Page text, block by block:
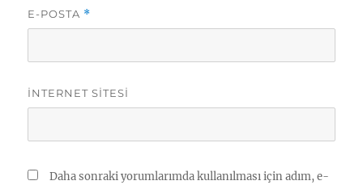
E-POSTA *
İNTERNET SITESI
Daha sonraki yorumlarımda kullanılması için adım, e-